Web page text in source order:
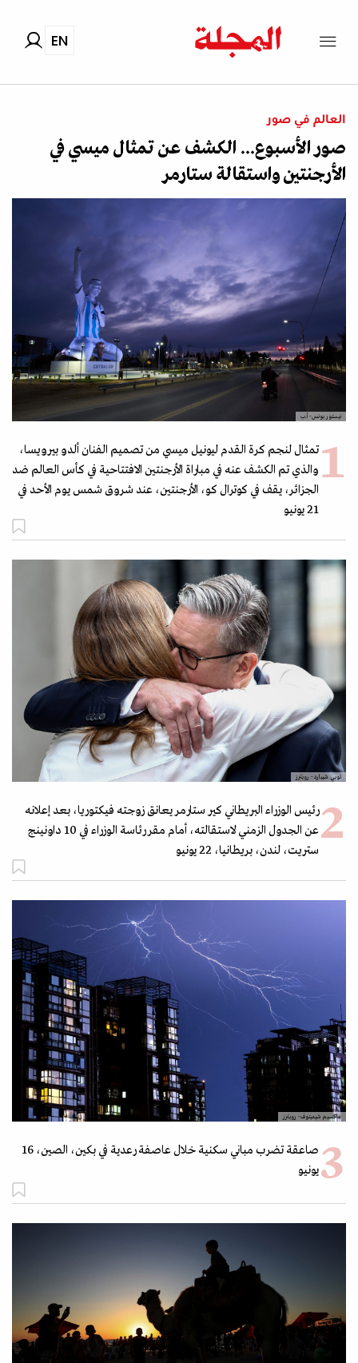
EN
العالم في صور
صور الأسبوع... الكشف عن تمثال ميسي في
الأرجنتين واستقالة ستارمر
نيستور بونس- أ.ب
تمثال لنجم كرة القدم ليونيل ميسي من تصميم الفنان ألدو بيرويسا،
والذي تم الكشف عنه في مباراة الأرجنتين الافتتاحية في كأس العالم ضد
الجزائر، يقف في كوترال كو، الأرجنتين، عند شروق شمس يوم الأحد في
21 يونيو
توبي شيبارد- رويترز
رئيس الوزراء البريطاني كير ستارمر يعانق زوجته فيكتوريا، بعد إعلانه
عن الجدول الزمني لاستقالته، أمام مقر رئاسة الوزراء في 10 داونينج
ستريت، لندن، بريطانيا، 22 يونيو
ماكسيم شيميتوف- رويترز
صاعقة تضرب مباني سكنية خلال عاصفة رعدية في بكين، الصين، 16
يونيو